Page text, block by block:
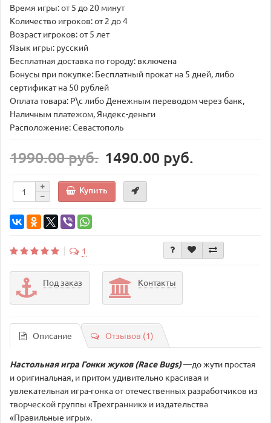
Время игры: от 5 до 20 минут
Количество игроков: от 2 до 4
Возраст игроков: от 5 лет
Язык игры: русский
Бесплатная доставка по городу: включена
Бонусы при покупке: Бесплатный прокат на 5 дней, либо
сертификат на 50 рублей
Оплата товара: Р\с либо Денежным переводом через банк,
Наличным платежом, Яндекс-деньги
Расположение: Севастополь
1990.00 руб. 1490.00 руб.
Купить
1
Под заказ Контакты
Описание Отзывов (1)
Настольная игра Гонки жуков (Race Bugs)—до жути простая
и оригинальная, и притом удивительно красивая и
увлекательная игра-гонка от отечественных разработчиков из
творческой группы «Трехгранник» и издательства
«Правильные игры».